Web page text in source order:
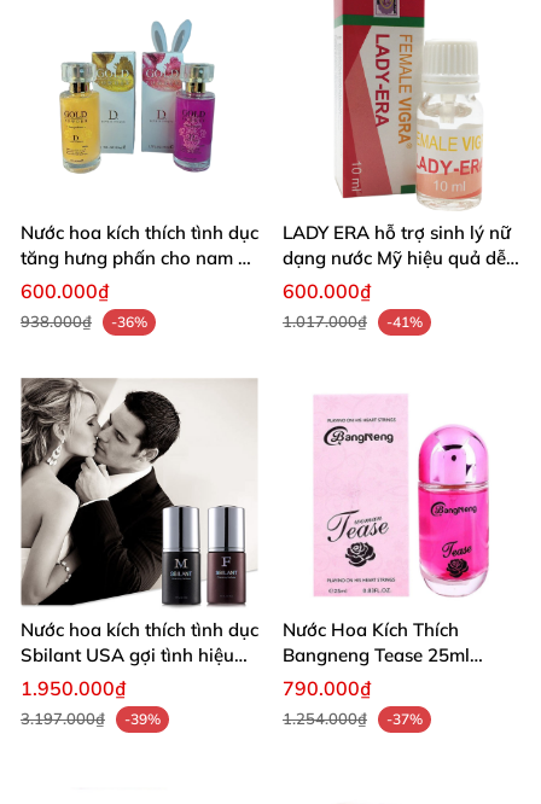
Nước hoa kích thích tình dục
tăng hưng phấn cho nam và
nữ
600.000₫
938.000₫ -36%
LADY ERA hỗ trợ sinh lý nữ
dạng nước Mỹ hiệu quả dễ
dùng
600.000₫
1.017.000₫ -41%
Nước hoa kích thích tình dục
Sbilant USA gợi tình hiệu
quả
1.950.000₫
3.197.000₫ -39%
Nước Hoa Kích Thích
Bangneng Tease 25ml
Quyến Rũ Mạnh Mẽ
790.000₫
1.254.000₫ -37%